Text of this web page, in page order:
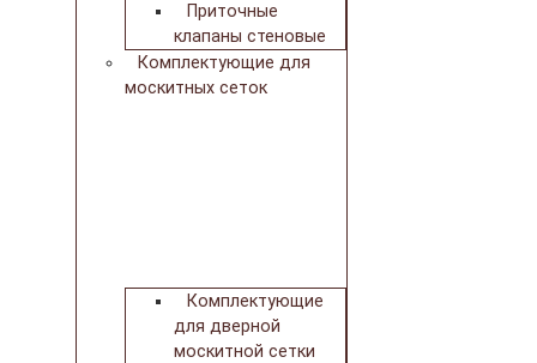
Приточные
клапаны стеновые
Комплектующие для
москитных сеток
Комплектующие
для дверной
москитной сетки